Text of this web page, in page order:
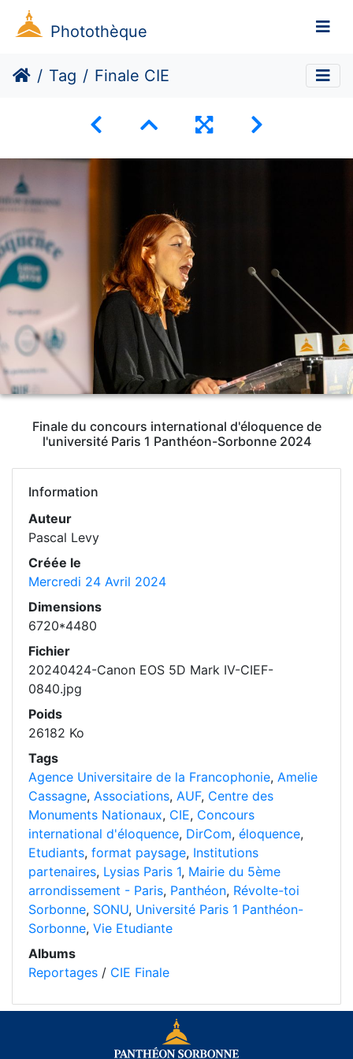
Photothèque
Tag Finale CIE
Finale du concours international d'éloquence de
l'université Paris 1 Panthéon-Sorbonne 2024
Information
Auteur
Pascal Levy
Créée le
Mercredi 24 Avril 2024
Dimensions
6720*4480
Fichier
20240424-Canon EOS 5D Mark IV-CIEF-
0840.jpg
Poids
26182 Ko
Tags
Agence Universitaire de la Francophonie, Amelie
Cassagne, Associations, AUF, Centre des
Monuments Nationaux, CIE, Concours
international d'éloquence, DirCom, éloquence,
Etudiants, format paysage, Institutions
partenaires, Lysias Paris 1, Mairie du 5ème
arrondissement - Paris, Panthéon, Révolte-toi
Sorbonne, SONU, Université Paris 1 Panthéon-
Sorbonne, Vie Etudiante
Albums
Reportages / CIE Finale